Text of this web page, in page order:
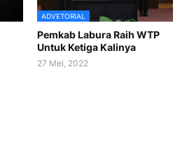
ADVETORIAL
Pemkab Labura Raih WTP
Untuk Ketiga Kalinya
27 Mei, 2022